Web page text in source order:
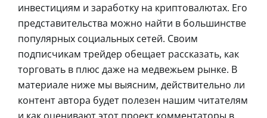
инвестициям и заработку на криптовалютах. Его
представительства можно найти в большинстве
популярных социальных сетей. Своим
подписчикам трейдер обещает рассказать, как
торговать в плюс даже на медвежьем рынке. В
материале ниже мы выясним, действительно ли
контент автора будет полезен нашим читателям